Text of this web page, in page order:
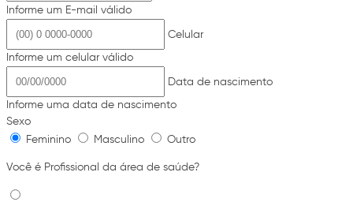
Informe um E-mail válido
Celular
Informe um celular válido
Data de nascimento
Informe uma data de nascimento
Sexo
Feminino
Masculino Outro
Você é Profissional da área de saúde?